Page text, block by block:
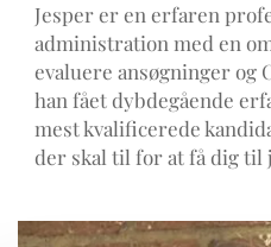
Jesper er en erfaren
administration med en
evaluere ansøgninger og
han fået dybdegående
mest kvalificerede
der skal til for at få dig til